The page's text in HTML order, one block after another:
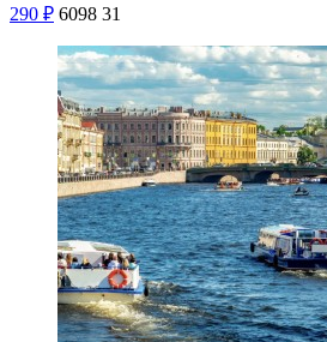
290 ₽ 6098 31